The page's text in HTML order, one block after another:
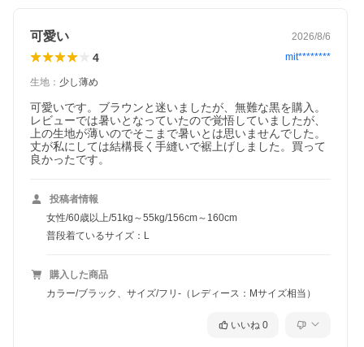
可愛い 2026/8/6
4 mit********
生地 ： 少し薄め
可愛いです。ブラウンと迷いましたが、無難な黒を購入。
レビューでは暑いとなっていたので覚悟していましたが、
上の生地が薄いのでそこまで暑いとは思いませんでした。
丈が私にしては結構長く手縫いで裾上げしました。買って
良かったです。
投稿者情報
女性/60歳以上/51kg～55kg/156cm～160cm
普段着ているサイズ：L
購入した商品
カラー/ブラック、サイズ/フリ-（レディース：Mサイズ相当）
いいね 0